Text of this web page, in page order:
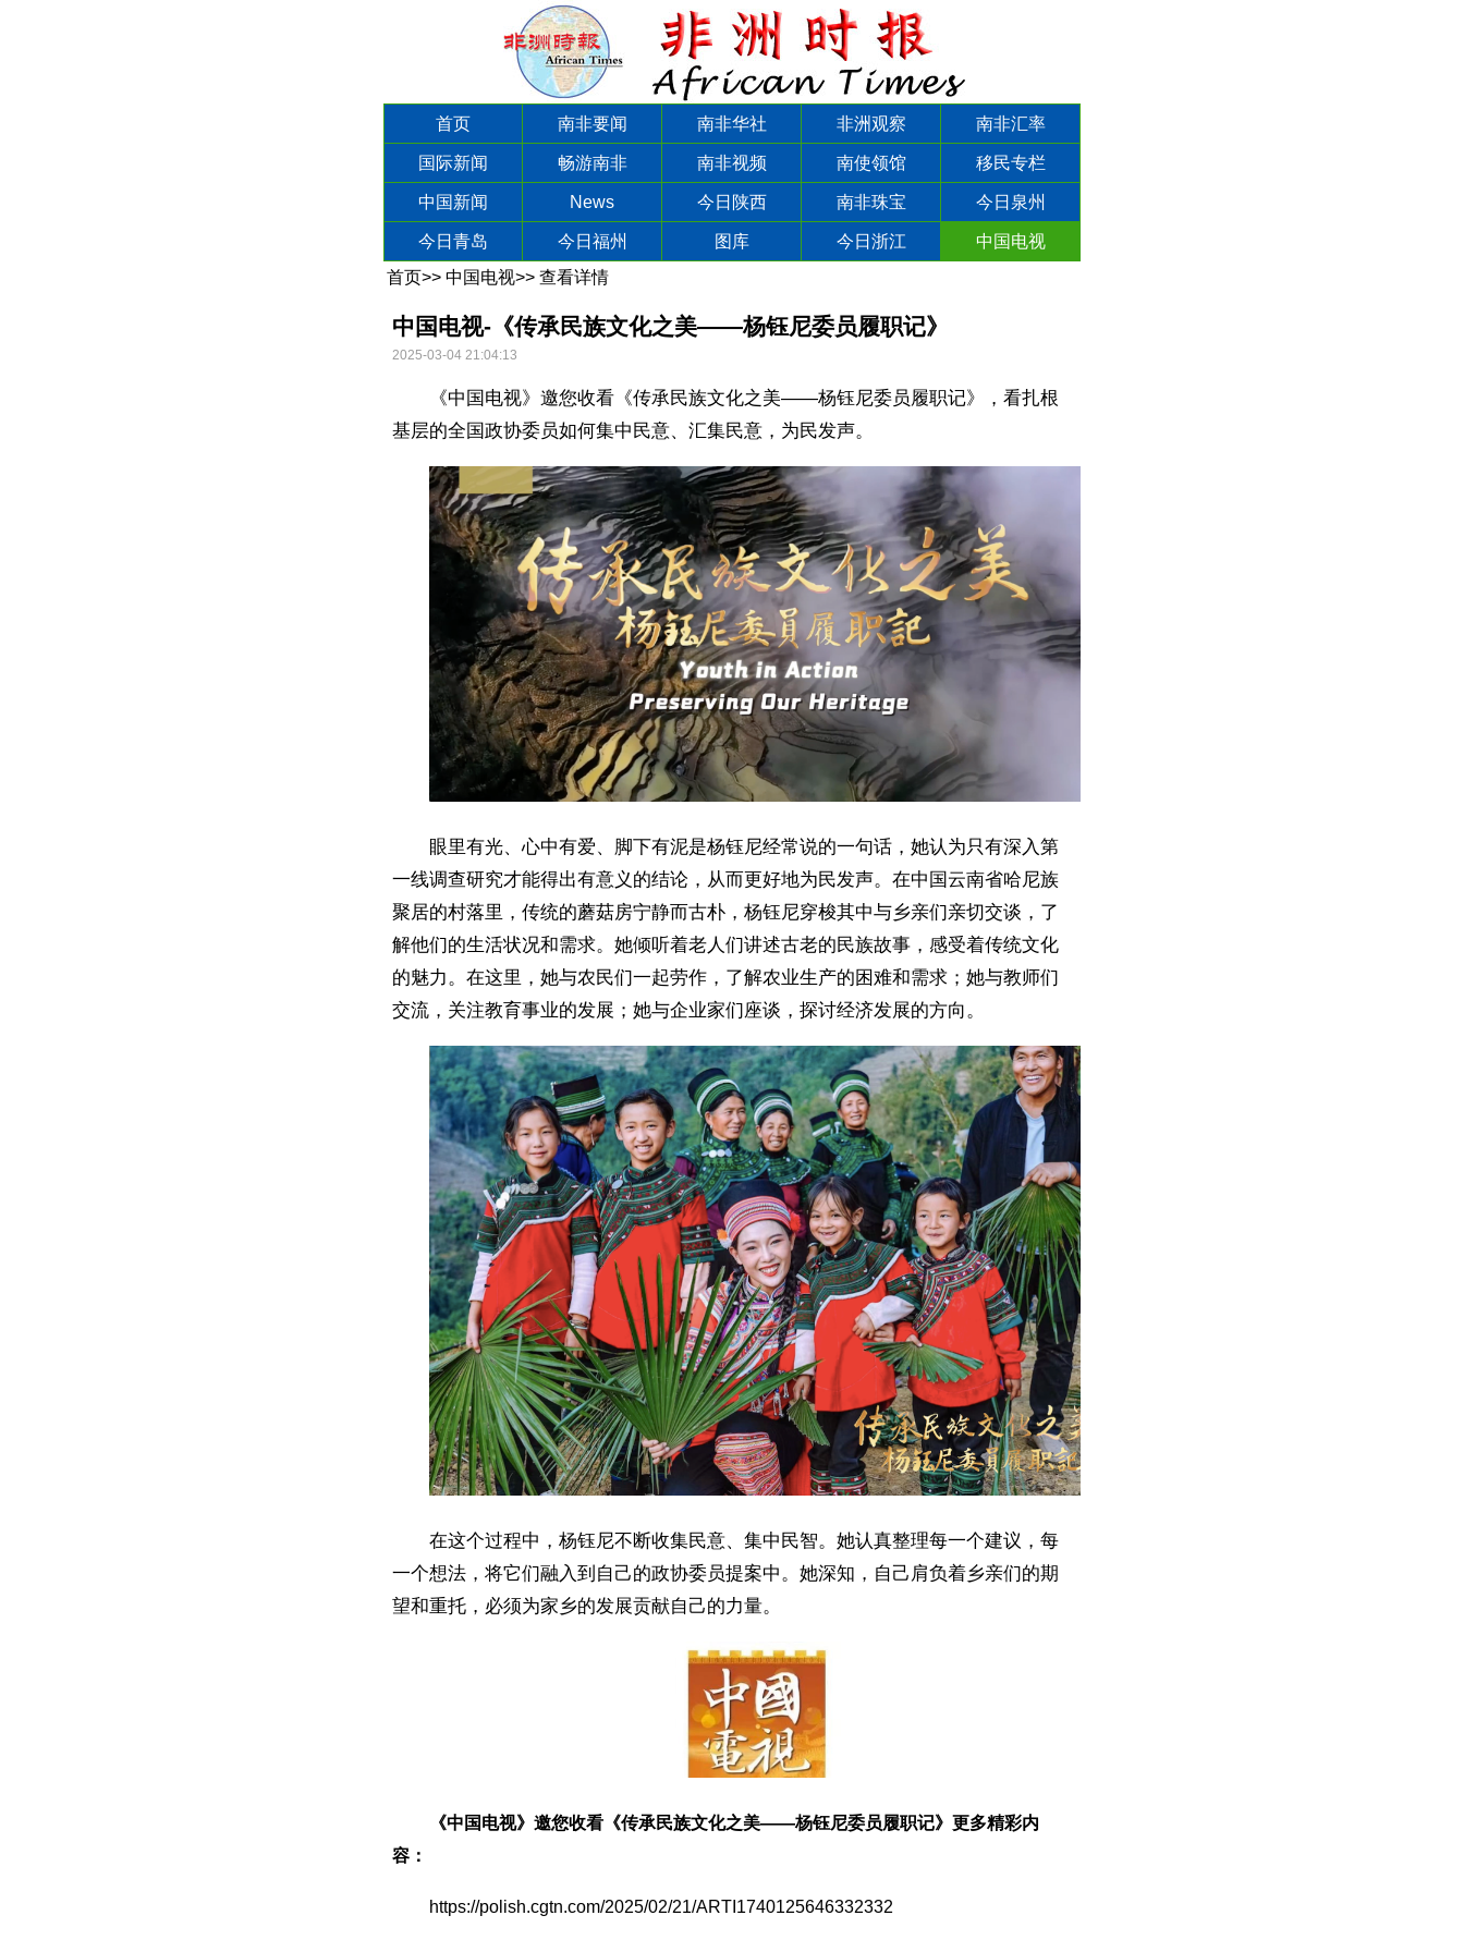
首页 南非要闻 南非华社 非洲观察 南非汇率
国际新闻 畅游南非 南非视频 南使领馆 移民专栏
中国新闻 News 今日陕西 南非珠宝 今日泉州
今日青岛 今日福州 图库 今日浙江
中国电视
首页>> 中国电视>> 查看详情
中国电视-《传承民族文化之美——杨钰尼委员履职记》
2025-03-04 21:04:13
《中国电视》邀您收看《传承民族文化之美——杨钰尼委员履职记》，看扎根
基层的全国政协委员如何集中民意、汇集民意，为民发声。
眼里有光、心中有爱、脚下有泥是杨钰尼经常说的一句话，她认为只有深入第
一线调查研究才能得出有意义的结论，从而更好地为民发声。在中国云南省哈尼族
聚居的村落里，传统的蘑菇房宁静而古朴，杨钰尼穿梭其中与乡亲们亲切交谈，了
解他们的生活状况和需求。她倾听着老人们讲述古老的民族故事，感受着传统文化
的魅力。在这里，她与农民们一起劳作，了解农业生产的困难和需求；她与教师们
交流，关注教育事业的发展；她与企业家们座谈，探讨经济发展的方向。
在这个过程中，杨钰尼不断收集民意、集中民智。她认真整理每一个建议，每
一个想法，将它们融入到自己的政协委员提案中。她深知，自己肩负着乡亲们的期
望和重托，必须为家乡的发展贡献自己的力量。
《中国电视》邀您收看《传承民族文化之美——杨钰尼委员履职记》更多精彩内
容：
https://polish.cgtn.com/2025/02/21/ARTI1740125646332332